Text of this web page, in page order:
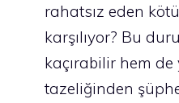
rahatsız eden
karşılıyor? Bu
kaçırabilir hem de
tazeliğinden